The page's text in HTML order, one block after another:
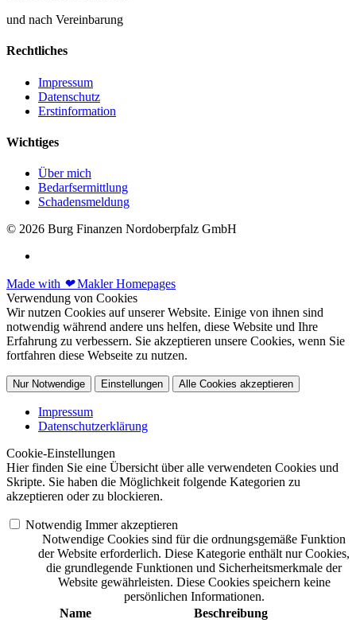
und nach Vereinbarung
Rechtliches
Impressum
Datenschutz
Erstinformation
Wichtiges
Über mich
Bedarfsermittlung
Schadensmeldung
© 2026 Burg Finanzen Nordoberpfalz GmbH
Made with ❤Makler Homepages
Verwendung von Cookies
Wir nutzen Cookies auf unserer Website. Einige von ihnen sind
notwendig während andere uns helfen, diese Website und Ihre
Erfahrung zu verbessern. Sie akzeptieren unsere Cookies, wenn Sie
fortfahren diese Webseite zu nutzen.
Nur Notwendige Einstellungen Alle Cookies akzeptieren
Impressum
Datenschutzerklärung
Cookie-Einstellungen
Hier finden Sie eine Übersicht über alle verwendeten Cookies und
Skripte. Sie haben die Möglichkeit folgende Kategorien zu
akzeptieren oder zu blockieren.
Notwendig Immer akzeptieren
Notwendige Cookies sind für die ordnungsgemäße Funktion
der Website erforderlich. Diese Kategorie enthält nur Cookies,
die grundlegende Funktionen und Sicherheitsmerkmale der
Website gewährleisten. Diese Cookies speichern keine
persönlichen Informationen.
Name
Beschreibung